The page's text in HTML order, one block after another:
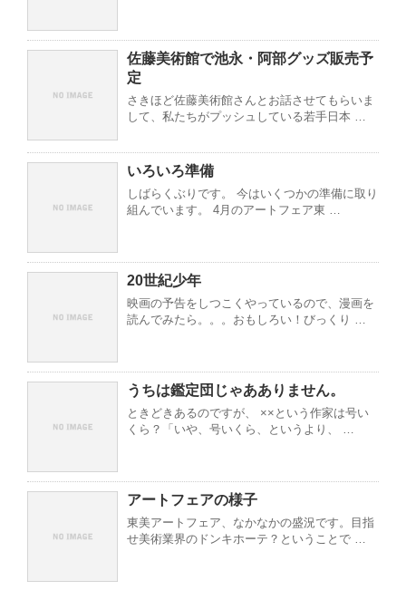
佐藤美術館で池永・阿部グッズ販売予
定
さきほど佐藤美術館さんとお話させてもらいま
して、私たちがプッシュしている若手日本 …
いろいろ準備
しばらくぶりです。 今はいくつかの準備に取り
組んでいます。 4月のアートフェア東 …
20世紀少年
映画の予告をしつこくやっているので、漫画を
読んでみたら。。。おもしろい！びっくり …
うちは鑑定団じゃあありません。
ときどきあるのですが、 ××という作家は号い
くら？「いや、号いくら、というより、 …
アートフェアの様子
東美アートフェア、なかなかの盛況です。目指
せ美術業界のドンキホーテ？ということで …